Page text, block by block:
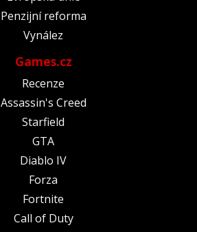
Penzijní reforma
Vynález
Games.cz
Recenze
Assassin's Creed
Starfield
GTA
Diablo IV
Forza
Fortnite
Call of Duty